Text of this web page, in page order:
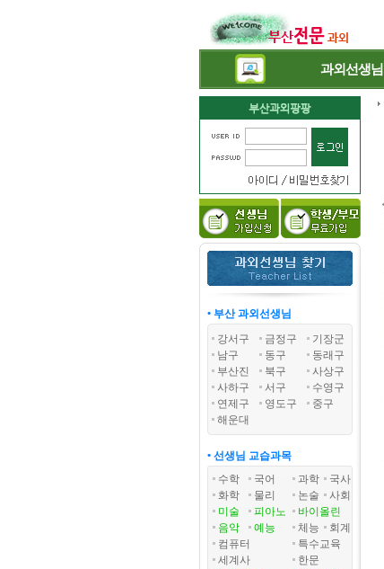
과외선생님
• 부산 과외선생님
강서구
금정구
기장군
남구
동구
동래구
부산진
북구
사상구
사하구
서구
수영구
연제구
영도구
중구
해운대
• 선생님 교습과목
수학
국어 과학
국사
화학
물리 논술
사회
미술
피아노
바이올린
음악
예능 체능
회계
컴퓨터
특수교육
세계사
한문